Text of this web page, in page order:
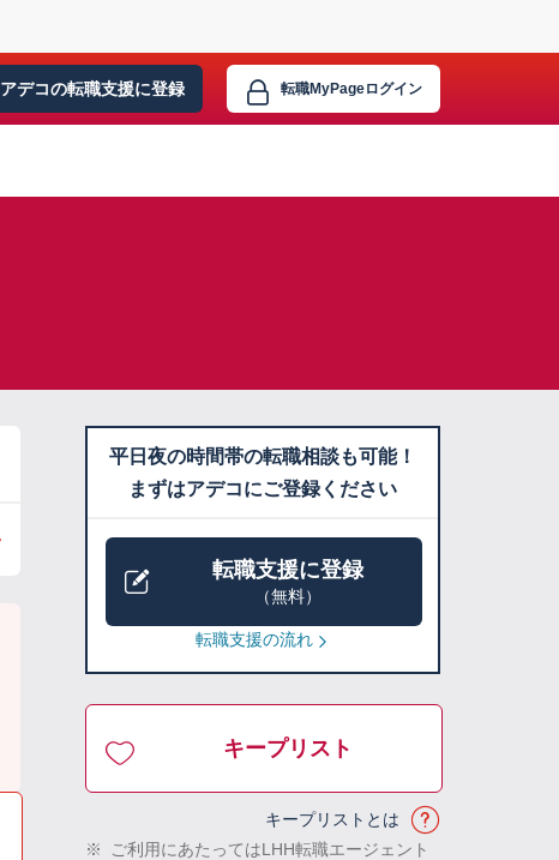
アデコの転職支援に登録 転職MyPageログイン
平日夜の時間帯の転職相談も可能！
まずはアデコにご登録ください
転職支援に登録
（無料）
転職支援の流れ
キープリスト
キープリストとは
※
ご利用にあたってはLHH転職エージェント